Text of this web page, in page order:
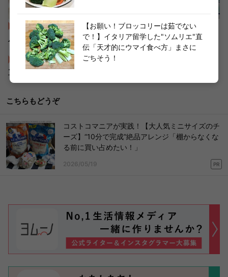
「ちくわ」の簡単・人気レシピ32選！おつまみやお弁当・
メイン料理まで
「ブロッコリー茹でるのやめて...！」旨みが逃げない【超ウ
マ～～い食べ方】全然違うから試してみて！
こちらもどうぞ
コストコマニアが実践！【大人気ミニサイズのチ
ーズ】“10分で完成”絶品アレンジ「棚からなくな
る前に買い占めたい！」
2026/05/19 PR
【お願い！ブロッコリーは茹でない
で！】イタリア留学した"ソムリエ"直
伝「天才的にウマイ食べ方」まさに
ごちそう！